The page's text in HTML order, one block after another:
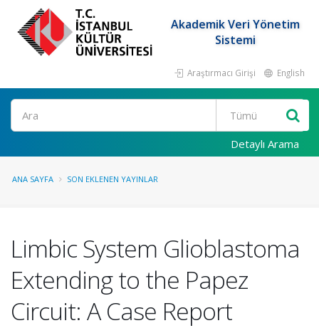
Akademik Veri Yönetim
Sistemi
Araştırmacı Girişi English
Ara
Detaylı Arama
ANA SAYFA SON EKLENEN YAYINLAR
Limbic System Glioblastoma
Extending to the Papez
Circuit: A Case Report